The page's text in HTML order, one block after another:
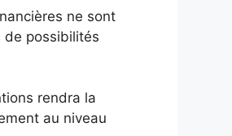
ne sont
de possibilités
rendra la
au niveau